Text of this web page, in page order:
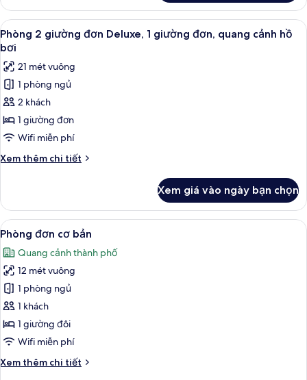
Phòng
dành
cho
gia
đình,
2
giường
đôi
Xem
tất
cả
ảnh
Phòng
2
giường
đơn
Deluxe,
1
đơn,
quang
cảnh
hồ
bơi
Phòng 2 giường đơn Deluxe, 1
4
Phòng 2 giường đơn Deluxe, 1 giường đơn, quang cảnh hồ
bơi
21 mét vuông
1 phòng ngủ
2 khách
1 giường đơn
Wifi miễn phí
Xem thêm chi tiết
Chi
Phòng
giường
Deluxe,
giường
đơn,
quang
cảnh
hồ
bơi
Xem giá vào ngày bạn chọn
Xem
tất
cả
ảnh
Phòng
đơn
cơ
bản
Nệm có lớp đệm bông, minibar, két
5
Phòng đơn cơ bản
Quang cảnh thành phố
12 mét vuông
1 phòng ngủ
1 khách
1 giường đôi
Wifi miễn phí
Xem thêm chi tiết
Chi